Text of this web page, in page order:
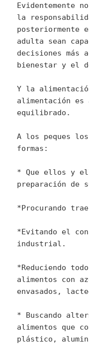
Evidentemente
la
posteriormente
adulta sean
decisiones más
bienestar y el
Y la
alimentación es
equilibrado.
A los peques los
formas:
* Que ellos y
preparación de
*Procurando
*Evitando el
industrial.
*Reduciendo
alimentos con
envasados,
* Buscando
alimentos que
plástico,